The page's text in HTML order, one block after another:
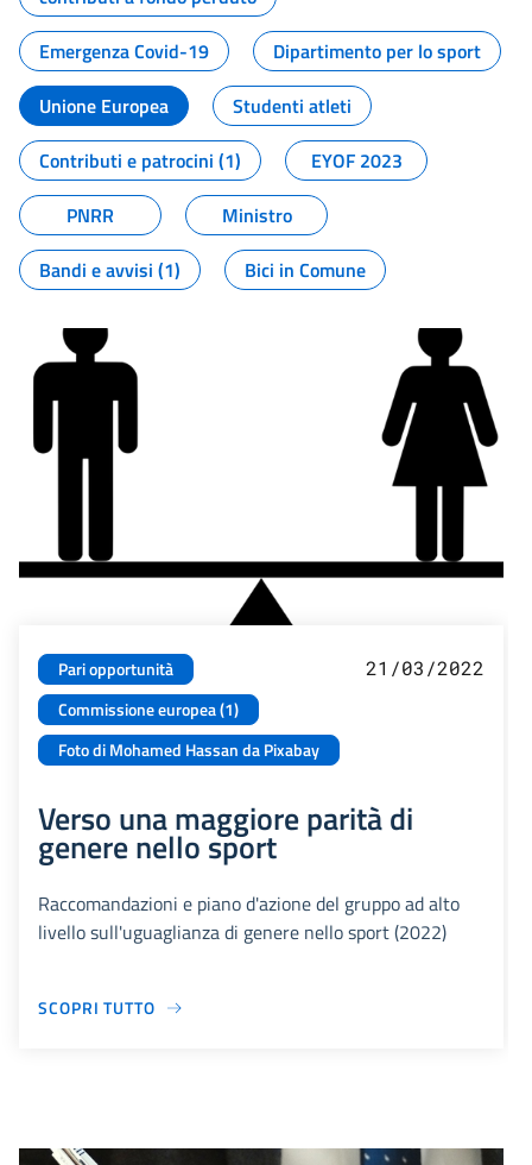
Emergenza Covid-19
Dipartimento per lo sport
Unione Europea
Studenti atleti
Contributi e patrocini (1)
EYOF 2023
PNRR
Ministro
Bandi e avvisi (1)
Bici in Comune
Pari opportunità
Commissione europea (1)
Foto di Mohamed Hassan da Pixabay
21/03/2022
Verso una maggiore parità di
genere nello sport
Raccomandazioni e piano d'azione del gruppo ad alto
livello sull'uguaglianza di genere nello sport (2022)
SCOPRI TUTTO